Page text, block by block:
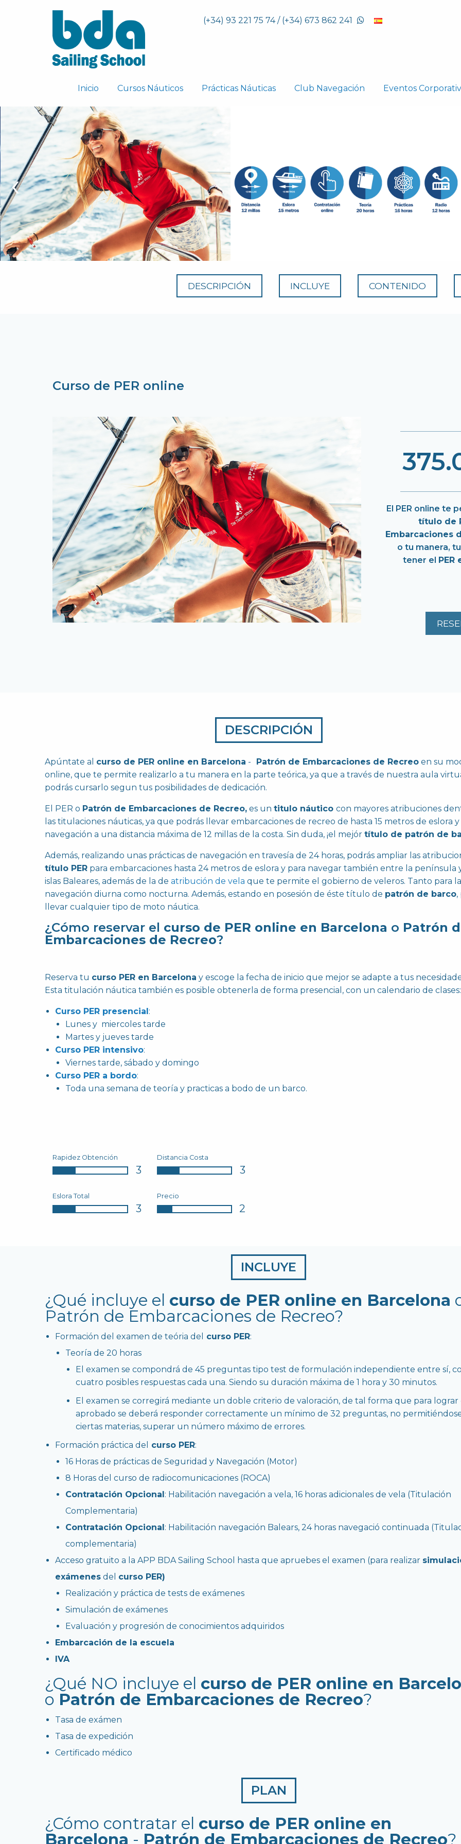
(+34) 93 221 75 74 / (+34) 673 862 241
Inicio Cursos Náuticos Prácticas Náuticas Club Navegación Eventos
‹
DESCRIPCIÓN INCLUYE CONTENIDO
Curso de PER online
El PER online te
título de
Embarcaciones
o tu manera,
tener el PER
DESCRIPCIÓN
Apúntate al curso de PER online en Barcelona - Patrón de Embarcaciones de Recreo en su
online, que te permite realizarlo a tu manera en la parte teórica, ya que a través de nuestra aula
podrás cursarlo segun tus posibilidades de dedicación.
El PER o Patrón de Embarcaciones de Recreo, es un titulo náutico con mayores atribuciones
las titulaciones náuticas, ya que podrás llevar embarcaciones de recreo de hasta 15 metros de eslora y
navegación a una distancia máxima de 12 millas de la costa. Sin duda, ¡el mejór título de patrón de
Además, realizando unas prácticas de navegación en travesía de 24 horas, podrás ampliar las
título PER para embarcaciones hasta 24 metros de eslora y para navegar también entre la península
islas Baleares, además de la de atribución de vela que te permite el gobierno de veleros. Tanto para la
navegación diurna como nocturna. Además, estando en posesión de éste título de patrón de barco,
llevar cualquier tipo de moto náutica.
¿Cómo reservar el curso de PER online en Barcelona o Patrón
Embarcaciones de Recreo?
Reserva tu curso PER en Barcelona y escoge la fecha de inicio que mejor se adapte a tus
Esta titulación náutica también es posible obtenerla de forma presencial, con un calendario de clases:
Curso PER presencial:
Lunes y miercoles tarde
Martes y jueves tarde
Curso PER intensivo:
Viernes tarde, sábado y domingo
Curso PER a bordo:
Toda una semana de teoría y practicas a bodo de un barco.
Rapidez Obtención
3
Distancia Costa
3
Eslora Total
3
Precio
2
INCLUYE
¿Qué incluye el curso de PER online en Barcelona
Patrón de Embarcaciones de Recreo?
Formación del examen de teória del curso PER:
Teoría de 20 horas
El examen se compondrá de 45 preguntas tipo test de formulación independiente entre sí,
cuatro posibles respuestas cada una. Siendo su duración máxima de 1 hora y 30 minutos.
El examen se corregirá mediante un doble criterio de valoración, de tal forma que para lograr
aprobado se deberá responder correctamente un mínimo de 32 preguntas, no
ciertas materias, superar un número máximo de errores.
Formación práctica del
curso PER:
16 Horas de prácticas de Seguridad y Navegación (Motor)
8 Horas del curso de radiocomunicaciones (ROCA)
Contratación Opcional: Habilitación navegación a vela, 16 horas adicionales de vela (Titulación
Complementaria)
Contratación Opcional: Habilitación navegación Balears, 24 horas navegació continuada
complementaria)
Acceso gratuito a la APP BDA Sailing School hasta que apruebes el examen (para realizar
exámenes del curso PER)
Realización y práctica de tests de exámenes
Simulación de exámenes
Evaluación y progresión de conocimientos adquiridos
Embarcación de la escuela
IVA
¿Qué NO incluye el curso de PER online en
o Patrón de Embarcaciones de Recreo?
Tasa de exámen
Tasa de expedición
Certificado médico
PLAN
¿Cómo contratar el curso de PER online en
Barcelona - Patrón de Embarcaciones de Recreo?